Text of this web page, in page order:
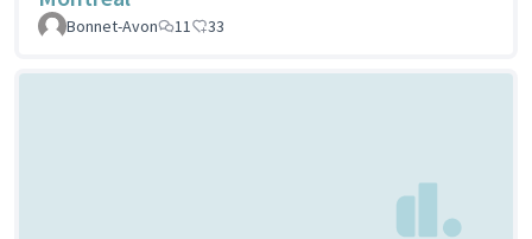
Bonnet-Avon 11 33